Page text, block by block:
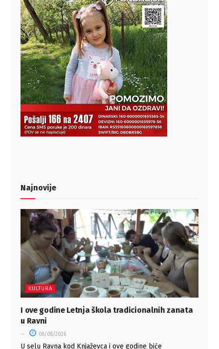
Najnovije
KULTURA
I ove godine Letnja škola tradicionalnih zanata
u Ravni
08/08/2026
U selu Ravna kod Knjaževca i ove godine biće